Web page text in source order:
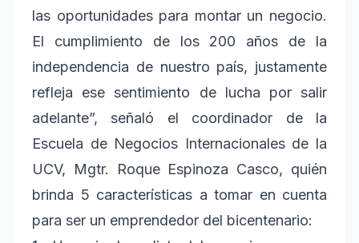
las oportunidades para montar un negocio.
El cumplimiento de los 200 años de la
independencia de nuestro país, justamente
refleja ese sentimiento de lucha por salir
adelante”, señaló el coordinador de la
Escuela de Negocios Internacionales de la
UCV, Mgtr. Roque Espinoza Casco, quién
brinda 5 características a tomar en cuenta
para ser un emprendedor del bicentenario: